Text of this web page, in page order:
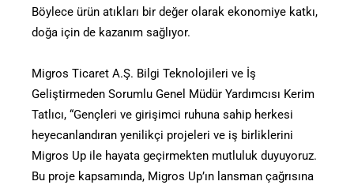
Böylece ürün atıkları bir değer olarak ekonomiye katkı,
doğa için de kazanım sağlıyor.
Migros Ticaret A.Ş. Bilgi Teknolojileri ve İş
Geliştirmeden Sorumlu Genel Müdür Yardımcısı Kerim
Tatlıcı, “Gençleri ve girişimci ruhuna sahip herkesi
heyecanlandıran yenilikçi projeleri ve iş birliklerini
Migros Up ile hayata geçirmekten mutluluk duyuyoruz.
Bu proje kapsamında, Migros Up’ın lansman çağrısına